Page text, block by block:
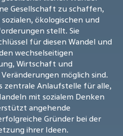
Gesellschaft zu schaffen,
ökologischen und
stellt. Sie
für diesen Wandel und
wechselseitigen
Wirtschaft und
möglich sind.
zentrale Anlaufstelle für alle,
mit sozialem Denken
angehende
Gründer bei der
ihrer Ideen.